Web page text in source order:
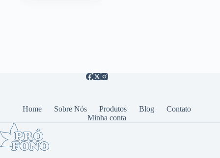
Home Sobre Nós Produtos Blog
Contato
Minha conta